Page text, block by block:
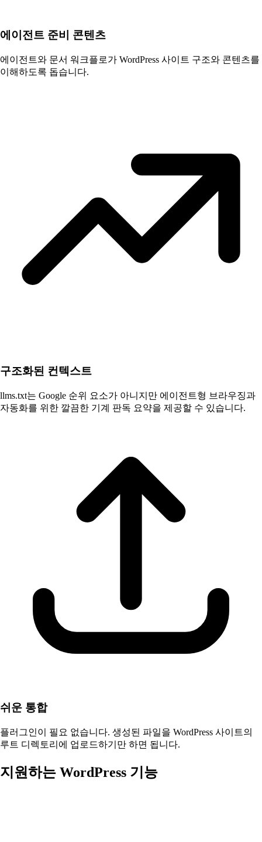
에이전트 준비 콘텐츠
에이전트와 문서 워크플로가 WordPress 사이트 구조와 콘텐츠를
이해하도록 돕습니다.
구조화된 컨텍스트
llms.txt는 Google 순위 요소가 아니지만 에이전트형 브라우징과
자동화를 위한 깔끔한 기계 판독 요약을 제공할 수 있습니다.
쉬운 통합
플러그인이 필요 없습니다. 생성된 파일을 WordPress 사이트의
루트 디렉토리에 업로드하기만 하면 됩니다.
지원하는 WordPress 기능